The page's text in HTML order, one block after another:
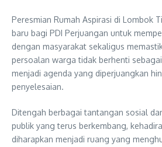
Peresmian Rumah Aspirasi di Lombok
baru bagi PDI Perjuangan untuk
dengan masyarakat sekaligus
persoalan warga tidak berhenti
menjadi agenda yang diperjuangkan
penyelesaian.
Ditengah berbagai tantangan sosial
publik yang terus berkembang,
diharapkan menjadi ruang yang